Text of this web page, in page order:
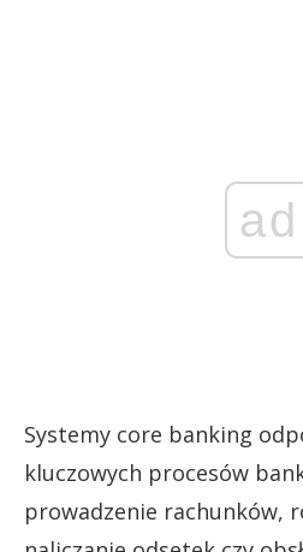
ad
Systemy core banking
kluczowych procesów
prowadzenie rachunków,